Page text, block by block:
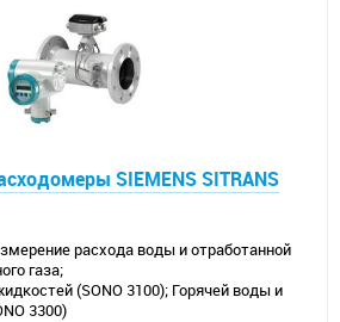
SIEMENS SITRANS
расхода воды и отработанной
газа;
(SONO 3100); Горячей воды и
3300)